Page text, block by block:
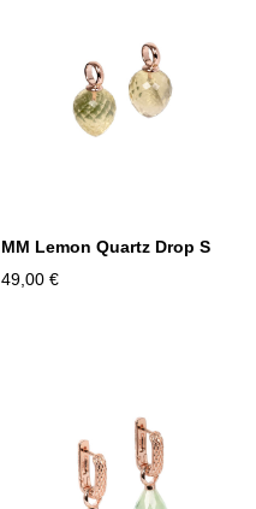
MM Lemon Quartz Drop S
49,00 €